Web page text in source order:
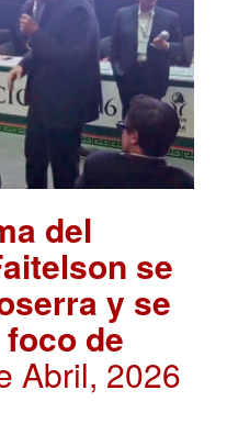
del
se
y se
de
Abril, 2026